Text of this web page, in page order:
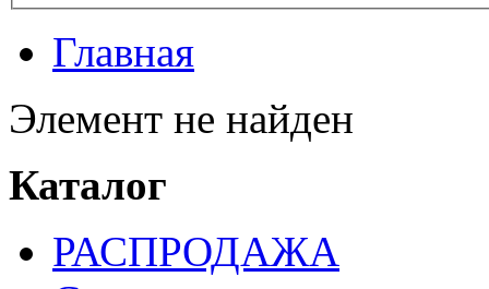
Главная
Элемент не найден
Каталог
РАСПРОДАЖА